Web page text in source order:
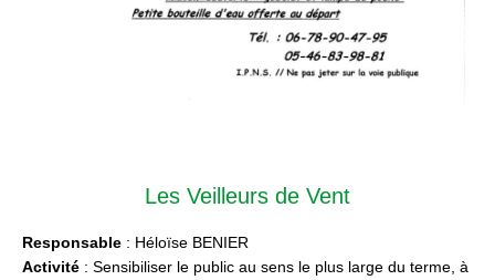
Les Veilleurs de Vent
Responsable : Héloïse BENIER
Activité : Sensibiliser le public au sens le plus large du terme, à